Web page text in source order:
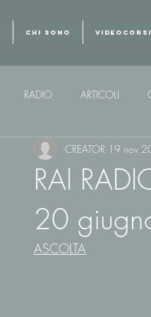
CHI SONO VIDEOCORSI
RADIO ARTICOLI
RAI
20
CREATOR 19 nov
ASCOLTA